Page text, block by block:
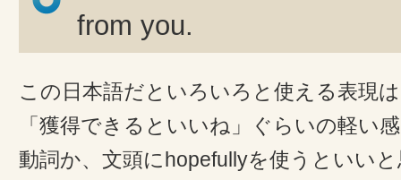
from you.
この日本語だといろいろと使える表現
「獲得できるといいね」ぐらいの軽い
動詞か、文頭にhopefullyを使うといい